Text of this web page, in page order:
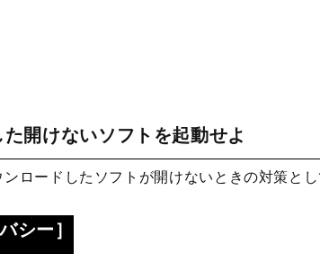
開けないソフトを起動せよ
ロードしたソフトが開けないときの対策と
シー］